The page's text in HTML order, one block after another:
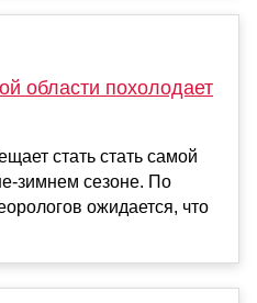
области похолодает
стать стать самой
зимнем сезоне. По
ожидается, что